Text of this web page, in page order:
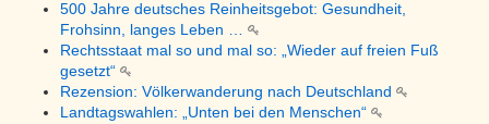
500 Jahre deutsches Reinheitsgebot: Gesundheit,
Frohsinn, langes Leben …
Rechtsstaat mal so und mal so: „Wieder auf freien Fuß
gesetzt“
Rezension: Völkerwanderung nach Deutschland
Landtagswahlen: „Unten bei den Menschen“